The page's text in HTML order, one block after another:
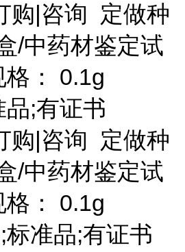
购|咨询 定做种
/中药材鉴定试
： 0.1g
品;有证书
购|咨询 定做种
/中药材鉴定试
： 0.1g
标准品;有证书